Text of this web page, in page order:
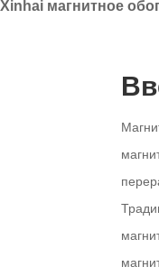
Xinhai магнитное